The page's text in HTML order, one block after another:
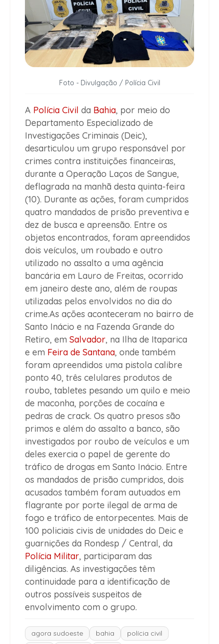
Foto - Divulgação / Polícia Civil
A Polícia Civil da Bahia, por meio do
Departamento Especializado de
Investigações Criminais (Deic),
desarticulou um grupo responsável por
crimes contra instituições financeiras,
durante a Operação Laços de Sangue,
deflagrada na manhã desta quinta-feira
(10). Durante as ações, foram cumpridos
quatro mandados de prisão preventiva e
dez de busca e apreensão. Entre os
objetos encontrados, foram apreendidos
dois veículos, um roubado e outro
utilizado no assalto a uma agência
bancária em Lauro de Freitas, ocorrido
em janeiro deste ano, além de roupas
utilizadas pelos envolvidos no dia do
crime.As ações aconteceram no bairro de
Santo Inácio e na Fazenda Grande do
Retiro, em Salvador, na Ilha de Itaparica
e em Feira de Santana, onde também
foram apreendidos uma pistola calibre
ponto 40, três celulares produtos de
roubo, tabletes pesando um quilo e meio
de maconha, porções de cocaína e
pedras de crack. Os quatro presos são
primos e além do assalto a banco, são
investigados por roubo de veículos e um
deles exercia o papel de gerente do
tráfico de drogas em Santo Inácio. Entre
os mandados de prisão cumpridos, dois
acusados também foram autuados em
flagrante por porte ilegal de arma de
fogo e tráfico de entorpecentes. Mais de
100 policiais civis de unidades do Deic e
guarnições da Rondesp / Central, da
Polícia Militar, participaram das
diligências. As investigações têm
continuidade para a identificação de
outros possíveis suspeitos de
envolvimento com o grupo.
agora sudoeste bahia
polícia civil